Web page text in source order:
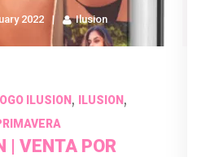
2022 Ilusion
ILUSION, ILUSION,
| VENTA POR